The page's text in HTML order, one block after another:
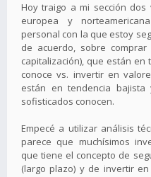
Hoy traigo a mi sección
europea y
personal con la que estoy
de acuerdo, sobre
capitalización), que están
conoce vs. invertir en
están en tendencia
sofisticados conocen.
Empecé a utilizar análisis
parece que muchísimos
que tiene el concepto de
(largo plazo) y de invertir